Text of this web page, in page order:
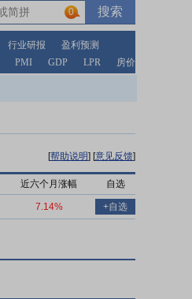
0
行业研报
盈利预测
PMI GDP LPR 房价
[帮助说明] [意见反馈]
近六个月涨幅 自选
7.14% +自选